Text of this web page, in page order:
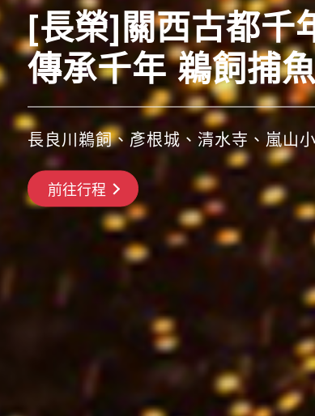
前往行程
前往行程
前往行程
暑假清倉搶先GO
涼夏特惠遊日本
特價促銷29900起！第二人萬元折扣！
搶先GO